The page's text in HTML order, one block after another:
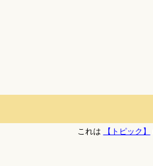
これは 【トピック】